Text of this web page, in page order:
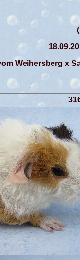
Weihersberg x